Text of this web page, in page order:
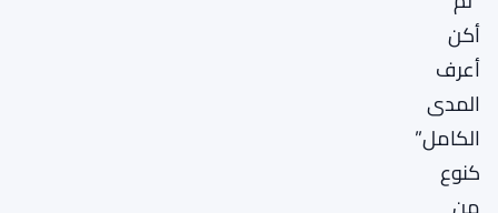
أكن
أعرف
المدى
الكامل”
كنوع